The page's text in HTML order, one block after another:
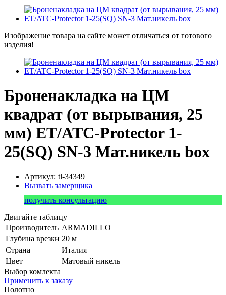
Изображение товара на сайте может отличаться от готового
изделия!
Броненакладка на ЦМ
квадрат (от вырывания, 25
мм) ET/ATC-Protector 1-
25(SQ) SN-3 Мат.никель box
Артикул: tl-34349
Вызвать замерщика
получить консультацию
Двигайте таблицу
Производитель ARMADILLO
Глубина врезки 20 м
Страна
Италия
Цвет
Матовый никель
Выбор комлекта
Применить к заказу
Полотно